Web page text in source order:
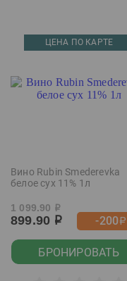
ЦЕНА ПО КАРТЕ
Вино Rubin Smederevka
белое сух 11% 1л
1 099.90 р
899.90 р -200р
БРОНИРОВАТЬ